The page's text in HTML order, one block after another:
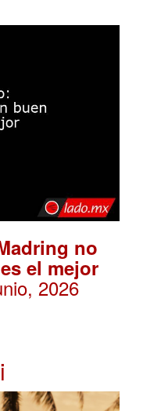
no
el mejor
2026